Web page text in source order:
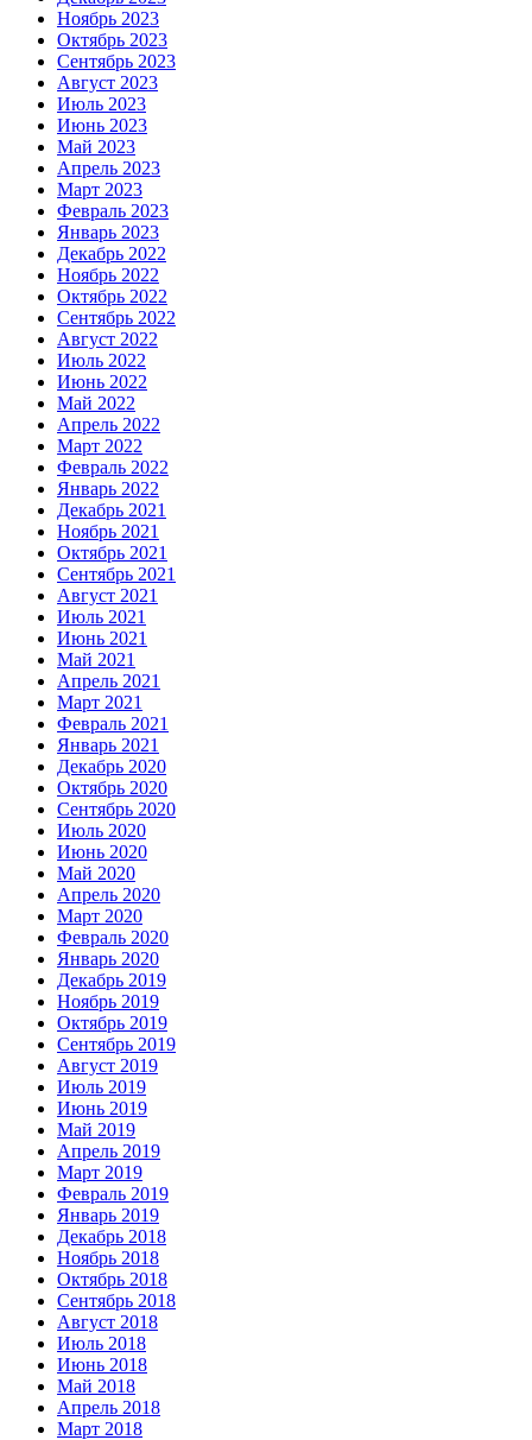
Ноябрь 2023
Октябрь 2023
Сентябрь 2023
Август 2023
Июль 2023
Июнь 2023
Май 2023
Апрель 2023
Март 2023
Февраль 2023
Январь 2023
Декабрь 2022
Ноябрь 2022
Октябрь 2022
Сентябрь 2022
Август 2022
Июль 2022
Июнь 2022
Май 2022
Апрель 2022
Март 2022
Февраль 2022
Январь 2022
Декабрь 2021
Ноябрь 2021
Октябрь 2021
Сентябрь 2021
Август 2021
Июль 2021
Июнь 2021
Май 2021
Апрель 2021
Март 2021
Февраль 2021
Январь 2021
Декабрь 2020
Октябрь 2020
Сентябрь 2020
Июль 2020
Июнь 2020
Май 2020
Апрель 2020
Март 2020
Февраль 2020
Январь 2020
Декабрь 2019
Ноябрь 2019
Октябрь 2019
Сентябрь 2019
Август 2019
Июль 2019
Июнь 2019
Май 2019
Апрель 2019
Март 2019
Февраль 2019
Январь 2019
Декабрь 2018
Ноябрь 2018
Октябрь 2018
Сентябрь 2018
Август 2018
Июль 2018
Июнь 2018
Май 2018
Апрель 2018
Март 2018